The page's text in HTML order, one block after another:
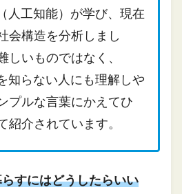
人工知能）が学び、現在
会構造を分析しまし
しいものではなく、
知らない人にも理解しや
プルな言葉にかえてひ
紹介されています。
すにはどうしたらいい